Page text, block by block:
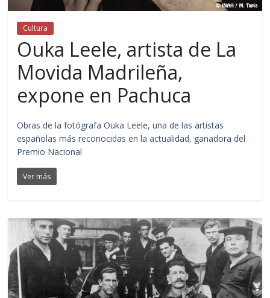
Cultura
Ouka Leele, artista de La
Movida Madrileña,
expone en Pachuca
Obras de la fotógrafa Ouka Leele, una de las artistas
españolas más reconocidas en la actualidad, ganadora del
Premio Nacional
Ver más